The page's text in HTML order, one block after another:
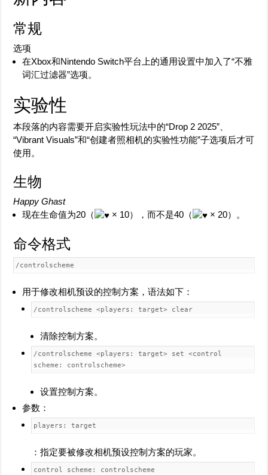
常规
选项
在Xbox和Nintendo Switch平台上的通用设置中加入了“不雅
词汇过滤器”选项。
实验性
本段落的内容需要开启实验性玩法中的“Drop 2 2025”、
“Vibrant Visuals”和“创建者照相机的实验性功能”子选项后才可
使用。
生物
Happy Ghast
现在生命值为20（ × 10） ，而不是40（ × 20） 。
命令格式
/controlscheme
用于修改相机预设的控制方案，语法如下：
/controlscheme <players: target> clear
清除控制方案。
/controlscheme <players: target> set <control
scheme: controlscheme>
设置控制方案。
参数：
players: target
：指定要被修改相机预设控制方案的玩家。
control scheme: controlscheme